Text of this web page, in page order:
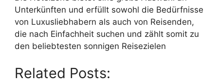
Unterkünften und erfüllt sowohl die Bedürfnisse
von Luxusliebhabern als auch von Reisenden,
die nach Einfachheit suchen und zählt somit zu
den beliebtesten sonnigen Reisezielen
Related Posts: